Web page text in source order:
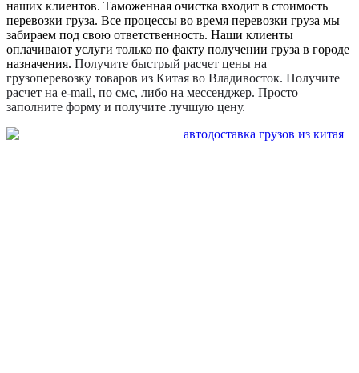
наших клиентов. Таможенная очистка входит в стоимость
перевозки груза. Все процессы во время перевозки груза мы
забираем под свою ответственность. Наши клиенты
оплачивают услуги только по факту получении груза в городе
назначения. Получите быстрый расчет цены на
грузоперевозку товаров из Китая во Владивосток. Получите
расчет на e-mail, по смс, либо на мессенджер. Просто
заполните форму и получите лучшую цену.